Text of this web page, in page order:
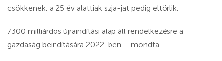
csökkenek, a 25 év alattiak szja-jat pedig eltörlik.
7300 milliárdos újraindítási alap áll rendelkezésre a
gazdaság beindítására 2022-ben – mondta.